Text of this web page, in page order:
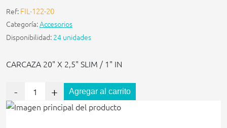
Contáctenos
Ref: FIL-122-20
Categoría:Accesorios
Disponibilidad: 24 unidades
CARCAZA 20" X 2,5" SLIM / 1" IN
- + Agregar al carrito